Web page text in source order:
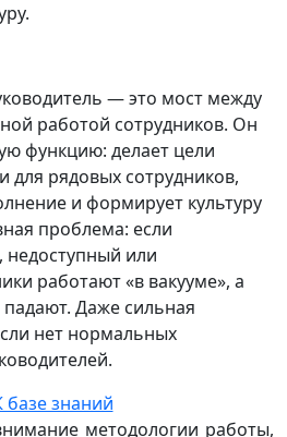
— это мост между
работой сотрудников. Он
функцию: делает цели
рядовых сотрудников,
и формирует культуру
проблема: если
недоступный или
работают «в вакууме», а
Даже сильная
нет нормальных
базе знаний
методологии работы,